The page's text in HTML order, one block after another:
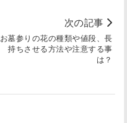
次の記事
お墓参りの花の種類や値段、長
持ちさせる方法や注意する事
は？